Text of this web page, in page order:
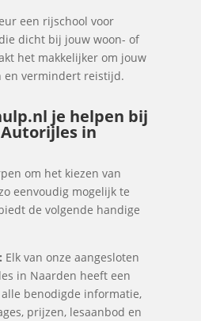
een rijschool voor
dicht bij jouw woon- of
het makkelijker om jouw
en vermindert reistijd.
je helpen bij
in
om het kiezen van
eenvoudig mogelijk te
de volgende handige
Elk van onze aangesloten
in Naarden heeft een
benodigde informatie,
prijzen, lesaanbod en